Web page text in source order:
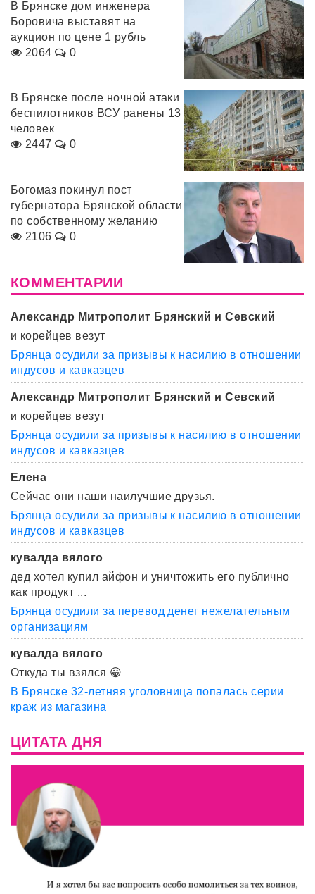
В Брянске дом инженера
Боровича выставят на
аукцион по цене 1 рубль
2064
0
В Брянске после ночной атаки
беспилотников ВСУ ранены 13
человек
2447
0
Богомаз покинул пост
губернатора Брянской области
по собственному желанию
2106
0
КОММЕНТАРИИ
Александр Митрополит Брянский и Севский
и корейцев везут
Брянца осудили за призывы к насилию в отношении
индусов и кавказцев
Александр Митрополит Брянский и Севский
и корейцев везут
Брянца осудили за призывы к насилию в отношении
индусов и кавказцев
Елена
Сейчас они наши наилучшие друзья.
Брянца осудили за призывы к насилию в отношении
индусов и кавказцев
кувалда вялого
дед хотел купил айфон и уничтожить его публично
как продукт ...
Брянца осудили за перевод денег нежелательным
организациям
кувалда вялого
Откуда ты взялся 😀
В Брянске 32-летняя уголовница попалась серии
краж из магазина
ЦИТАТА ДНЯ